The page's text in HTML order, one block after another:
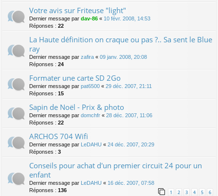
Votre avis sur Friteuse "light"
Dernier message par dav-86 « 10 févr. 2008, 14:53
Réponses : 22
La Haute définition on craque ou pas ?.. Sa sent le Blue
ray
Dernier message par zafira « 09 janv. 2008, 20:08
Réponses : 24
Formater une carte SD 2Go
Dernier message par pat6500 « 29 déc. 2007, 21:11
Réponses : 15
Sapin de Noël - Prix & photo
Dernier message par domchfr « 28 déc. 2007, 11:06
Réponses : 22
ARCHOS 704 Wifi
Dernier message par LeDAHU « 24 déc. 2007, 20:29
Réponses : 3
Conseils pour achat d'un premier circuit 24 pour un
enfant
Dernier message par LeDAHU « 16 déc. 2007, 07:58
Réponses : 136 1 2 3 4 5 6